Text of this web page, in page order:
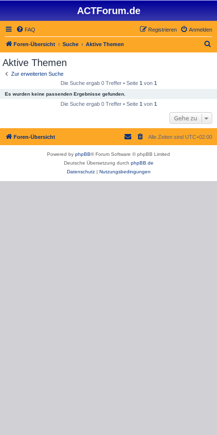
ACTForum.de
FAQ Anmelden
Registrieren
Foren-Übersicht Suche Aktive Themen
Aktive Themen
Zur erweiterten Suche
Die Suche ergab 0 Treffer • Seite 1 von 1
Es wurden keine passenden Ergebnisse gefunden.
Die Suche ergab 0 Treffer • Seite 1 von 1
Gehe zu
Foren-Übersicht Alle Zeiten sind UTC+02:00
Powered by phpBB® Forum Software © phpBB Limited
Deutsche Übersetzung durch phpBB.de
Datenschutz| Nutzungsbedingungen